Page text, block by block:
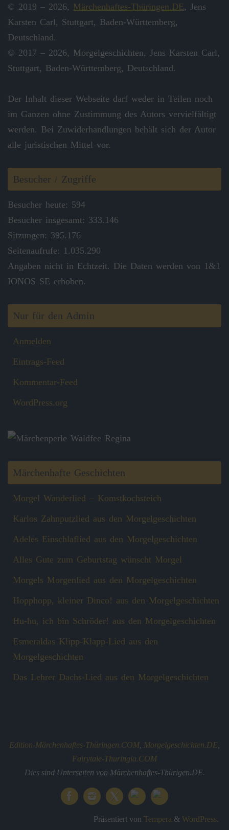
© 2019 – 2026, Märchenhaftes-Thüringen.DE, Jens
Karsten Carl, Stuttgart, Baden-Württemberg,
Deutschland.
© 2017 – 2026, Morgelgeschichten, Jens Karsten Carl,
Stuttgart, Baden-Württemberg, Deutschland.
Der Inhalt dieser Webseite darf weder in Teilen noch
im Ganzen ohne Zustimmung des Autors vervielfältigt
werden. Bei Zuwiderhandlungen behält sich der Autor
alle juristischen Mittel vor.
Besucher / Zugriffe
Besucher heute: 594
Besucher insgesamt: 333.146
Sitzungen: 395.176
Seitenaufrufe: 1.035.290
Angaben nicht in Echtzeit. Die Daten werden von 1&1
IONOS SE erhoben.
Nur für den Admin
Anmelden
Eintrags-Feed
Kommentar-Feed
WordPress.org
Märchenhafte Geschichten
Morgel Wanderlied – Komstkochsteich
Karlos Zahnputzlied aus den Morgelgeschichten
Adeles Einschlaflied aus den Morgelgeschichten
Alles Gute zum Geburtstag wünscht Morgel
Morgels Morgenlied aus den Morgelgeschichten
Hopphopp, kleiner Dinco! aus den Morgelgeschichten
Hu-hu, ich bin Schröder! aus den Morgelgeschichten
Esmeraldas Klipp‑Klapp‑Lied aus den
Morgelgeschichten
Das Lehrer Dachs-Lied aus den Morgelgeschichten
Edition-Märchenhaftes-Thüringen.COM, Morgelgeschichten.DE,
Fairytale-Thuringia.COM
Dies sind Unterseiten von Märchenhaftes-Thürigen.DE.
Präsentiert von Tempera & WordPress.